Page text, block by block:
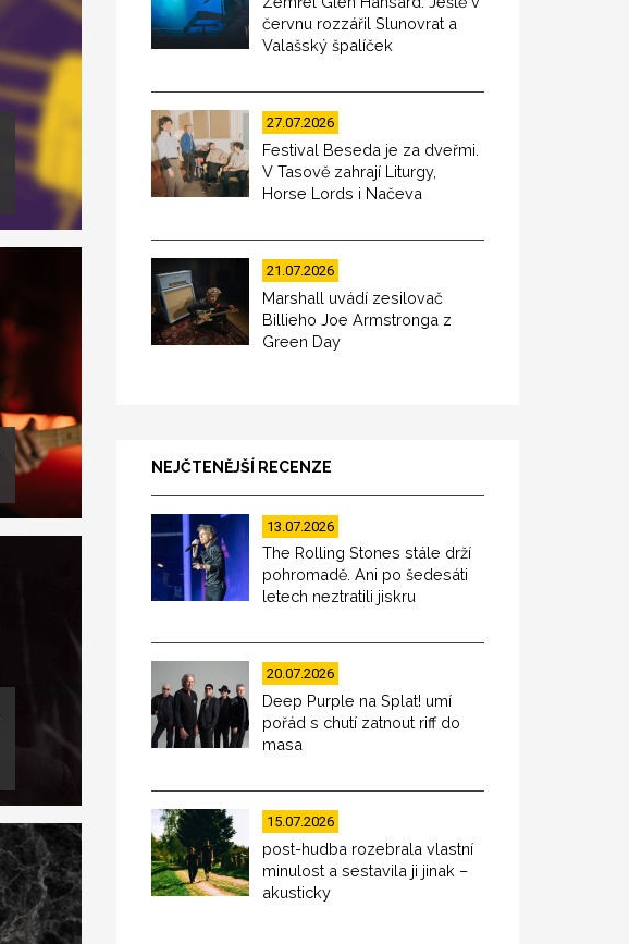
červnu rozzářil Slunovrat a
Valašský špalíček
27.07.2026
Festival Beseda je za dveřmi.
V Tasově zahrají Liturgy,
Horse Lords i Načeva
21.07.2026
Marshall uvádí zesilovač
Billieho Joe Armstronga z
Green Day
NEJČTENĚJŠÍ RECENZE
13.07.2026
The Rolling Stones stále drží
pohromadě. Ani po šedesáti
letech neztratili jiskru
20.07.2026
Deep Purple na Splat! umí
pořád s chutí zatnout riff do
masa
15.07.2026
post-hudba rozebrala vlastní
minulost a sestavila ji jinak –
akusticky